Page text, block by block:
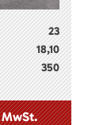
23
18,10
350